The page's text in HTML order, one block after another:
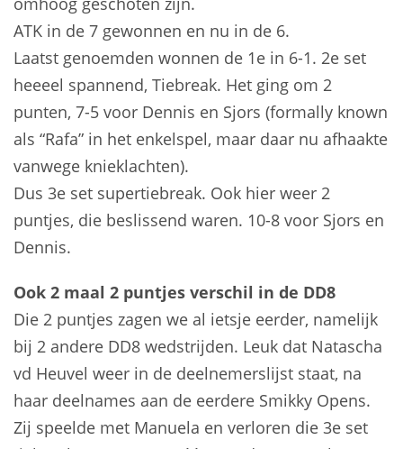
ATK in de 7 gewonnen en nu in de 6.
Laatst genoemden wonnen de 1e in 6-1. 2e set
heeeel spannend, Tiebreak. Het ging om 2
punten, 7-5 voor Dennis en Sjors (formally known
als “Rafa” in het enkelspel, maar daar nu afhaakte
vanwege knieklachten).
Dus 3e set supertiebreak. Ook hier weer 2
puntjes, die beslissend waren. 10-8 voor Sjors en
Dennis.
Ook 2 maal 2 puntjes verschil in de DD8
Die 2 puntjes zagen we al ietsje eerder, namelijk
bij 2 andere DD8 wedstrijden. Leuk dat Natascha
vd Heuvel weer in de deelnemerslijst staat, na
haar deelnames aan de eerdere Smikky Opens.
Zij speelde met Manuela en verloren die 3e set